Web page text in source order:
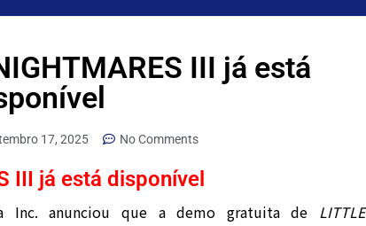
III já está
17, 2025 No Comments
III já está disponível
Inc. anunciou que a demo gratuita de LITTLE